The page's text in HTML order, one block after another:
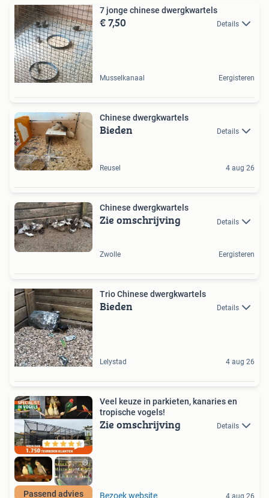
7 jonge chinese dwergkwartels
€ 7,50 Details
Musselkanaal Eergisteren
Chinese dwergkwartels
Bieden Details
Reusel 4 aug 26
Chinese dwergkwartels
Zie omschrijving Details
Zwolle Eergisteren
Trio Chinese dwergkwartels
Bieden Details
Lelystad 4 aug 26
Passend advies
Veel keuze in parkieten, kanaries en
tropische vogels!
Zie omschrijving Details
Bezoek website 4 aug 26